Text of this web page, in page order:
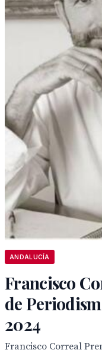
ANDALUCÍA
Francisco
de
2024
Francisco Correal